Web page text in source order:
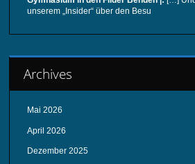
unserem „Insider“ über den Besu
Archives
Mai 2026
April 2026
Dezember 2025